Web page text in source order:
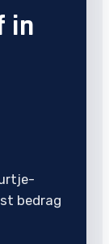
in
bedrag